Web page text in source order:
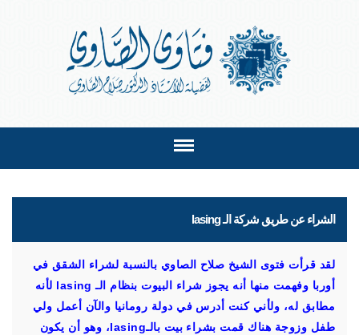
الشراء عن طريق شركة الـ lasing
لقد قرأت فتوى الشيخ صلاح الصاوي بالنسبة لشراء الشقق في
أوربا وفهمت منها أنه يجوز شراء البيوت بنظام الـ lasing لأنه
مطابق له، ولأني كنت أدرس في دولة رومانيا والآن أعمل ولي
طفل وزوجة هناك قمت بشراء بيت بالـlasing، وهو أن يكون